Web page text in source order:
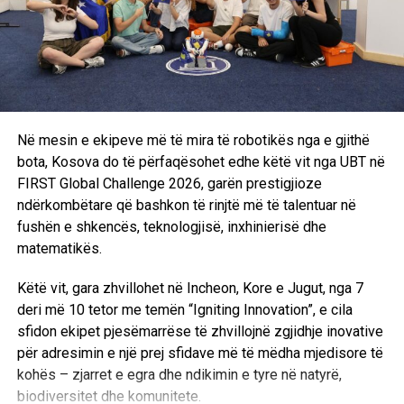
Kosova ka nevojë për profesionistë që do të kontribuojnë
në prodhimin e ushqimit cilësor, zhvillimin e industrisë
agro-ushqimore, modernizimin e bujqësisë dhe mbrojtjen e
mjedisit. Pikërisht për këtë arsye, këto dy fakultete ofrojnë
një mundësi të shkëlqyer për të rinjtë që synojnë të
ndërtojnë një karrierë të suksesshme dhe të japin kontribut
të drejtpërdrejtë në zhvillimin e vendit.
Nëse kërkoni një profesion me vlerë, me perspektivë
punësimi dhe me ndikim real në shoqëri, Fakulteti i
Shkencave të Ushqimit dhe Bioteknologjisë dhe Fakulteti i
Inxhinierisë së Agrikulturës dhe Mjedisit janë zgjedhje që
Në mesin e ekipeve më të mira të robotikës nga e gjithë
bota, Kosova do të përfaqësohet edhe këtë vit nga UBT në
FIRST Global Challenge 2026, garën prestigjioze
ndërkombëtare që bashkon të rinjtë më të talentuar në
fushën e shkencës, teknologjisë, inxhinierisë dhe
matematikës.
Këtë vit, gara zhvillohet në Incheon, Kore e Jugut, nga 7
deri më 10 tetor me temën “Igniting Innovation”, e cila
sfidon ekipet pjesëmarrëse të zhvillojnë zgjidhje inovative
për adresimin e një prej sfidave më të mëdha mjedisore të
kohës – zjarret e egra dhe ndikimin e tyre në natyrë,
biodiversitet dhe komunitete.